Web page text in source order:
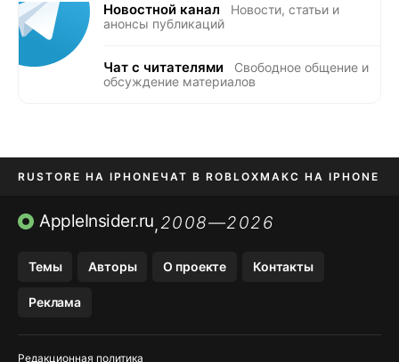
Новостной канал
Новости, статьи и
анонсы публикаций
Чат с читателями
Свободное общение и
обсуждение материалов
RUSTORE НА IPHONE ЧАТ В ROBLOXМАКС НА IPHONE
AVITO НА IPHONEВТБ ОНЛАЙН TIKTOK НА IPHONE
AppleInsider.ru,2008—2026
Темы Авторы О проекте Контакты
Реклама
Редакционная политика